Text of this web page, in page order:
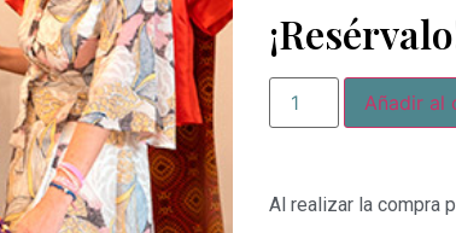
Añadir al
Al realizar la compra